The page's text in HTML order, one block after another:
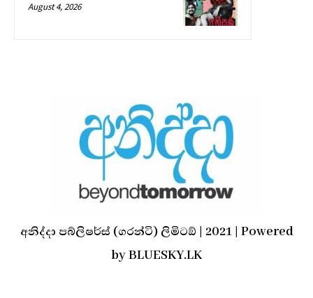
August 4, 2026
අනිද්දා පබ්ලිෂර්ස් (ගරන්ටි) ලිමිටඞ් | 2021 | Powered
by BLUESKY.LK